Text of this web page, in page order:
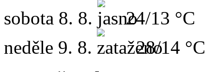
sobota 8. 8.
24/13 °C
neděle 9. 8. 28/14 °C